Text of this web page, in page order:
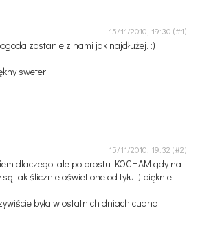
15/11/2010, 19:30
zostanie z nami jak najdłużej. :)
sweter!
15/11/2010, 19:32
dlaczego, ale po prostu KOCHAM gdy na
są tak ślicznie oświetlone od tyłu ;) pięknie
była w ostatnich dniach cudna!